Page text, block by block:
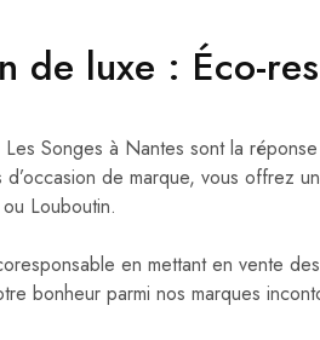
de luxe : Éco-
Songes à Nantes sont la
de marque, vous offrez
Louboutin.
en mettant en vente
bonheur parmi nos marques